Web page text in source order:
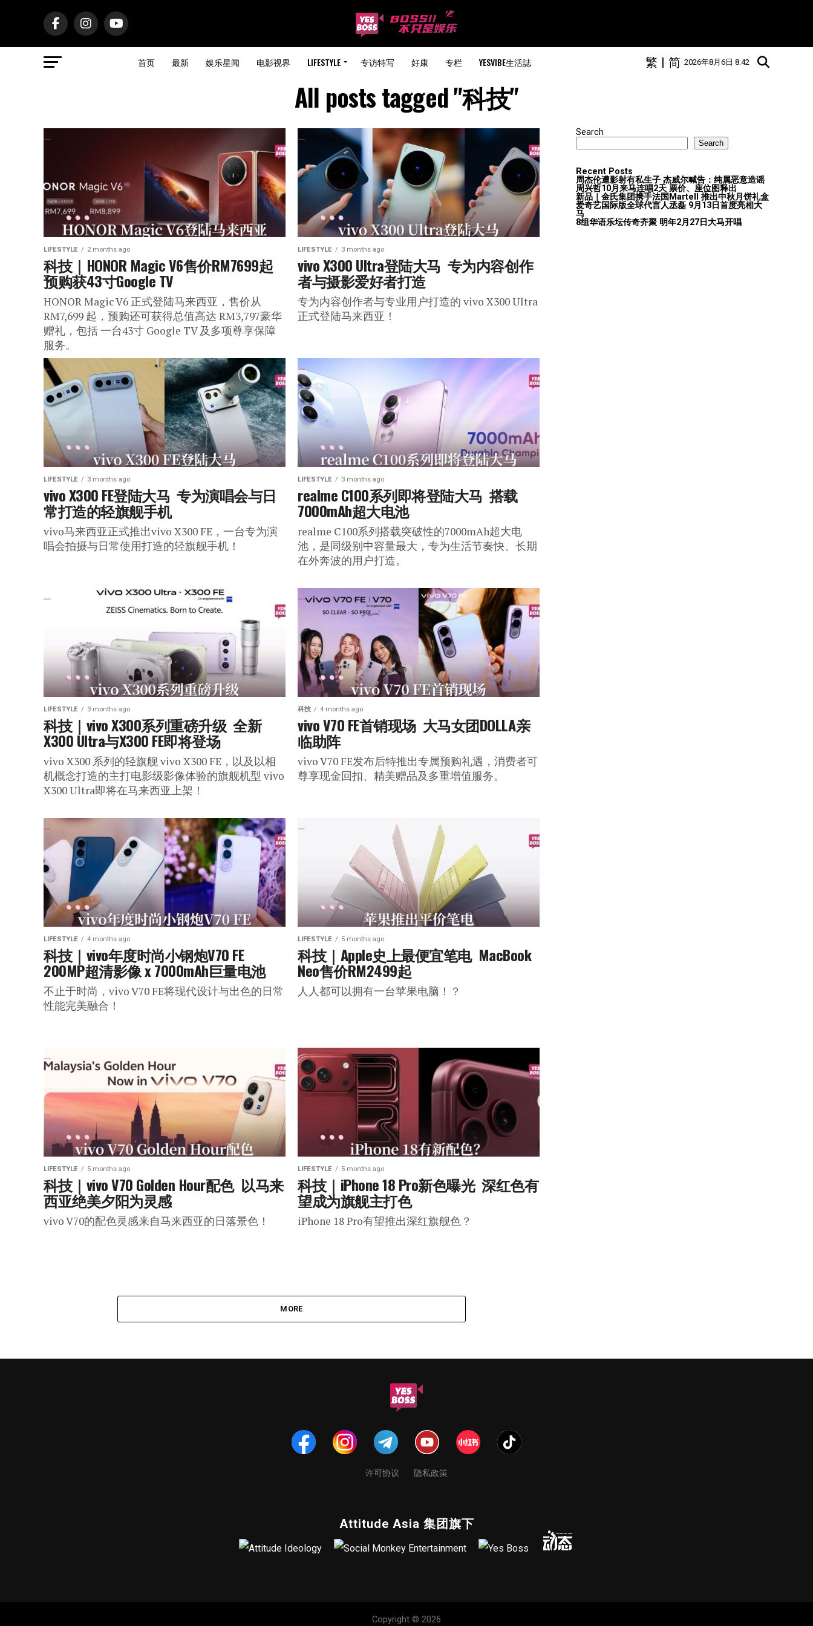
首页 最新 娱乐星闻 电影视界 LIFESTYLE 专访特写 好康 专栏 YESVIBE生活誌 2026年8月6日 8:42
简
|
繁
All posts tagged "科技"
LIFESTYLE 2 months ago
科技｜HONOR Magic V6售价RM7699起
预购获43寸Google TV
HONOR Magic V6 正式登陆马来西亚，售价从
RM7,699 起，预购还可获得总值高达 RM3,797豪华
赠礼，包括 一台43寸 Google TV 及多项尊享保障
服务。
LIFESTYLE 3 months ago
vivo X300 Ultra登陆大马  专为内容创作
者与摄影爱好者打造
专为内容创作者与专业用户打造的 vivo X300 Ultra
正式登陆马来西亚！
LIFESTYLE 3 months ago
vivo X300 FE登陆大马  专为演唱会与日
常打造的轻旗舰手机
vivo马来西亚正式推出vivo X300 FE，一台专为演
唱会拍摄与日常使用打造的轻旗舰手机！
LIFESTYLE 3 months ago
realme C100系列即将登陆大马  搭载
7000mAh超大电池
realme C100系列搭载突破性的7000mAh超大电
池，是同级别中容量最大，专为生活节奏快、长期
在外奔波的用户打造。
LIFESTYLE 3 months ago
科技｜vivo X300系列重磅升级  全新
X300 Ultra与X300 FE即将登场
vivo X300 系列的轻旗舰 vivo X300 FE，以及以相
机概念打造的主打电影级影像体验的旗舰机型 vivo
X300 Ultra即将在马来西亚上架！
科技 4 months ago
vivo V70 FE首销现场  大马女团DOLLA亲
临助阵
vivo V70 FE发布后特推出专属预购礼遇，消费者可
尊享现金回扣、精美赠品及多重增值服务。
LIFESTYLE 4 months ago
科技｜vivo年度时尚小钢炮V70 FE
200MP超清影像 x 7000mAh巨量电池
不止于时尚，vivo V70 FE将现代设计与出色的日常
性能完美融合！
LIFESTYLE 5 months ago
科技｜Apple史上最便宜笔电  MacBook
Neo售价RM2499起
人人都可以拥有一台苹果电脑！？
LIFESTYLE 5 months ago
科技｜vivo V70 Golden Hour配色  以马来
西亚绝美夕阳为灵感
vivo V70的配色灵感来自马来西亚的日落景色！
LIFESTYLE 5 months ago
科技｜iPhone 18 Pro新色曝光  深红色有
望成为旗舰主打色
iPhone 18 Pro有望推出深红旗舰色？
MORE
Search
Search
Recent Posts
周杰伦遭影射有私生子 杰威尔喊告：纯属恶意造谣
周兴哲10月来马连唱2天 票价、座位图释出
新品｜金氏集团携手法国Martell 推出中秋月饼礼盒
爱奇艺国际版全球代言人丞磊 9月13日首度亮相大
马
8组华语乐坛传奇⻬聚 明年2月27日大马开唱
许可协议 隐私政策
Attitude Asia 集团旗下
Copyright © 2026